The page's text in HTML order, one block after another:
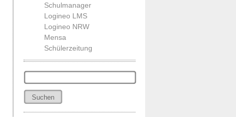
Schulmanager
Logineo LMS
Logineo NRW
Mensa
Schülerzeitung
Suchen
nach: